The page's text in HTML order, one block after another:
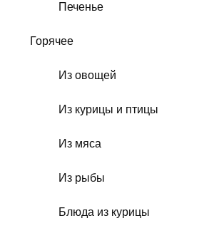
Печенье
Горячее
Из овощей
Из курицы и птицы
Из мяса
Из рыбы
Блюда из курицы